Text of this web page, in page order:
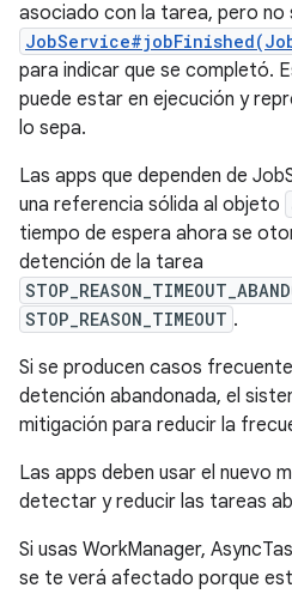
asociado con la tarea, pero no
para indicar que se completó.
puede estar en ejecución y
lo sepa.
Las apps que dependen de
una referencia sólida al objeto
tiempo de espera ahora se
detención de la tarea
STOP_REASON_TIMEOUT .
Si se producen casos
detención abandonada, el
mitigación para reducir la
Las apps deben usar el nuevo
detectar y reducir las tareas
Si usas WorkManager,
se te verá afectado porque